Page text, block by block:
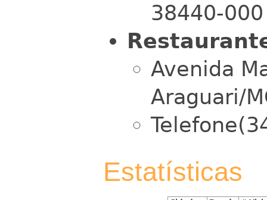
38440-
Avenida
Araguari/
Estatísticas